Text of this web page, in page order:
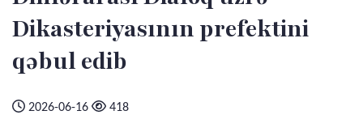
Dikasteriyasının prefektini
qəbul edib
2026-06-16 418